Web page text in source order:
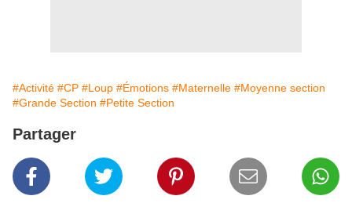
#Activité #CP #Loup #Émotions #Maternelle #Moyenne section
#Grande Section #Petite Section
Partager